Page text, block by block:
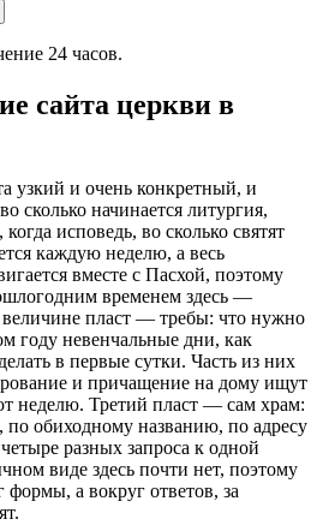
24 часов.
сайта церкви в
узкий и очень конкретный, и
сколько начинается литургия,
исповедь, во сколько святят
каждую неделю, а весь
вместе с Пасхой, поэтому
временем здесь —
пласт — требы: что нужно
году невенчальные дни, как
в первые сутки. Часть из них
и причащение на дому ищут
неделю. Третий пласт — сам храм:
обиходному названию, по адресу
разных запроса к одной
виде здесь почти нет, поэтому
формы, а вокруг ответов, за